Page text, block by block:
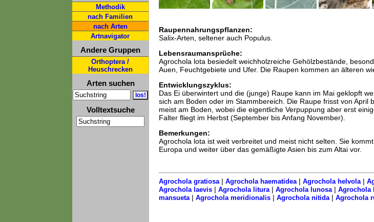
Methodik
nach Familien
nach Arten
Artnavigator
Andere Gruppen
Orthoptera /
Heuschrecken
Arten suchen
Volltextsuche
Raupennahrungspflanzen:
Salix-Arten, seltener auch Populus.
Lebensraumansprüche:
Agrochola lota besiedelt weichholzreiche Gehölzbestände,
Auen, Feuchtgebiete und Ufer. Die Raupen kommen an älteren
Entwicklungszyklus:
Das Ei überwintert und die (junge) Raupe kann im Mai geklopft
sich am Boden oder im Stammbereich. Die Raupe frisst von April
meist am Boden, wobei die eigentliche Verpuppung aber erst
Falter fliegt im Herbst (September bis Anfang November).
Bemerkungen:
Agrochola lota ist weit verbreitet und meist nicht selten. Sie
Europa und weiter über das gemäßigte Asien bis zum Altai vor.
Agrochola gratiosa| Agrochola haematidea| Agrochola helvola|
Agrochola laevis| Agrochola litura| Agrochola lunosa| Agrochola
mansueta| Agrochola meridionalis| Agrochola nitida| Agrochola